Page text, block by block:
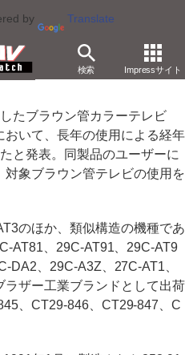
by Translate
検索 Impressサイト
の使用中止呼びかけ
たブラウン管カラーテレビ
おいて、長年の使用による経年
と発表。同製品のユーザーに
象ブラウン管テレビの使用を
のほか、類似構造の機種であ
AT81、29C-AT91、29C-AT9
DA2、29C-A3Z、27C-AT1、
ザー工業ブランドとして出荷
、CT29-846、CT29-847、C